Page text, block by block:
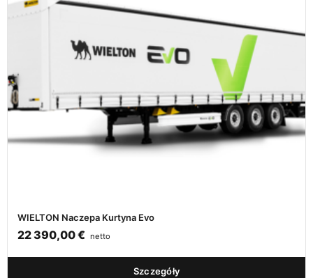
WIELTON Naczepa Kurtyna Evo
22 390,00€ netto
Szczegóły